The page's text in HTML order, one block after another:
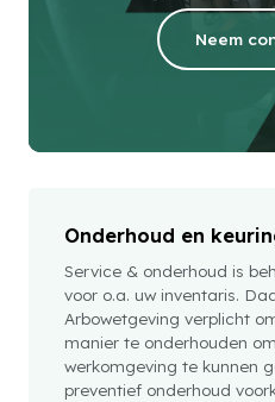
Neem
Onderhoud en
Service & onderhoud is
voor o.a. uw inventaris.
Arbowetgeving verplicht
manier te onderhouden
werkomgeving te kunnen
preventief onderhoud